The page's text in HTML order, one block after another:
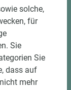
solche,
für
Sie
Sie
dass auf
mehr